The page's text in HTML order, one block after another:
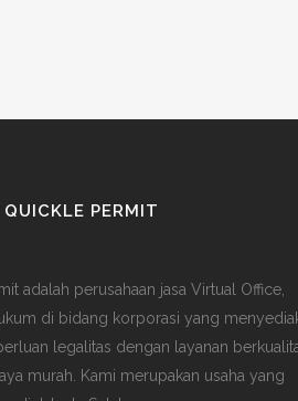
PERMIT
adalah perusahaan jasa Virtual Office,
di bidang korporasi yang
legalitas dengan layanan
murah. Kami merupakan usaha yang